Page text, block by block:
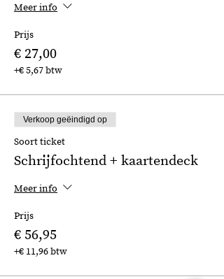
Meer info
Prijs
€ 27,00
+€ 5,67 btw
Verkoop geëindigd op
Soort ticket
Schrijfochtend + kaartendeck
Meer info
Prijs
€ 56,95
+€ 11,96 btw